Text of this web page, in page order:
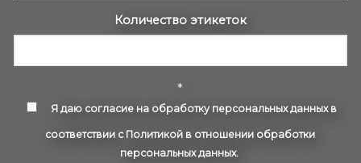
Количество этикеток
*
Я даю согласие на обработку персональных данных в
соответствии с Политикой в отношении обработки
персональных данных.